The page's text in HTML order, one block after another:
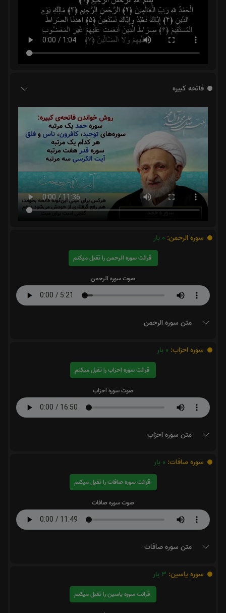
فاتحه کبیره
سوره الرحمن: 0 بار
قرائت سوره الرحمن را تقبل میکنم
صوت سوره الرحمن
متن سوره الرحمن
سوره احزاب: 0 بار
قرائت سوره احزاب را تقبل میکنم
صوت سوره احزاب
متن سوره احزاب
سوره صافات: 0 بار
قرائت سوره صافات را تقبل میکنم
صوت سوره صافات
متن سوره صافات
سوره یاسین: 3 بار
قرائت سوره یاسین را تقبل میکنم